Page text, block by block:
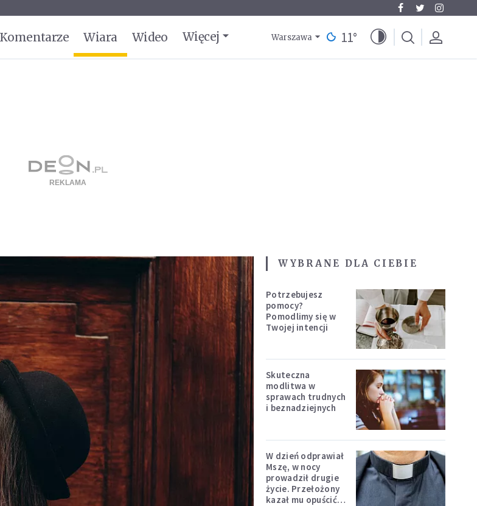
Komentarze Wiara Wideo Więcej Warszawa 11°
WYBRANE DLA CIEBIE
Potrzebujesz
pomocy?
Pomodlimy się w
Twojej intencji
Skuteczna
modlitwa w
sprawach trudnych
i beznadziejnych
W dzień odprawiał
Mszę, w nocy
prowadził drugie
życie. Przełożony
kazał mu opuścić